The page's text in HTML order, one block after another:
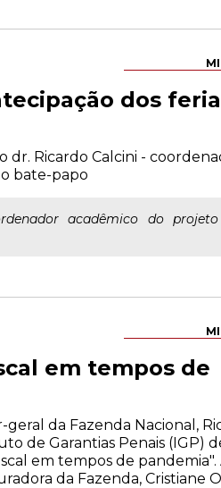
dos
dr. Ricardo Calcini -
bate-papo
acadêmico do projeto
em tempos de
da Fazenda Nacional,
de Garantias Penais (IGP)
em tempos de pandemia".
da Fazenda, Cristiane